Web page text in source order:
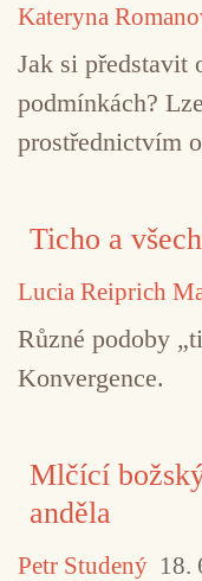
Kateryna
Jak si představit
podmínkách?
prostřednictvím
Ticho a
Lucia Reiprich
Různé podoby
Konvergence.
Mlčící
anděla
Petr Studený 18.